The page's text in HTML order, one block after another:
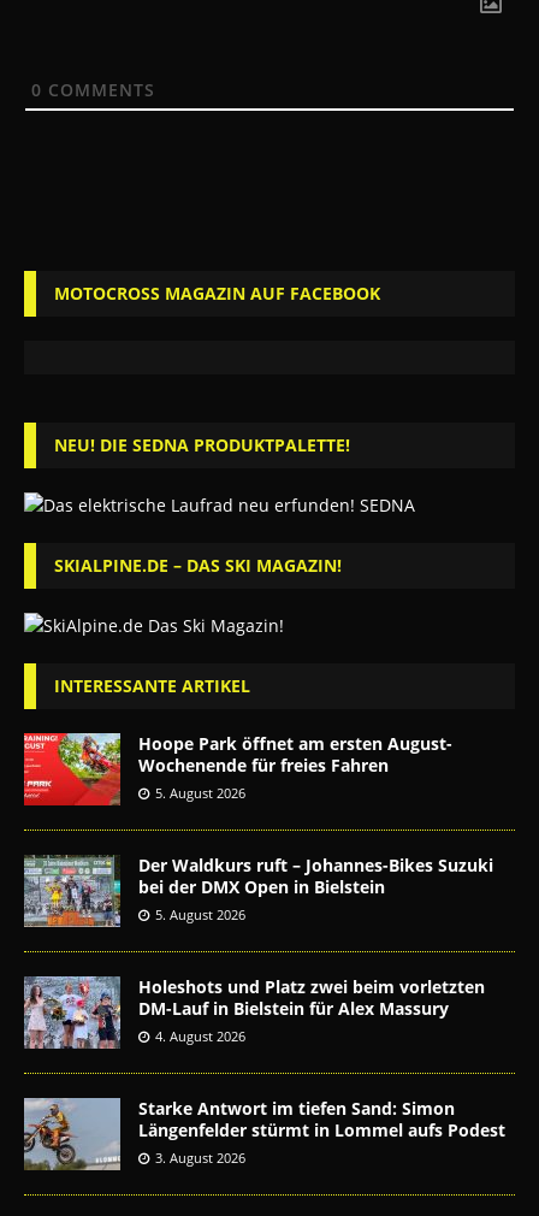
0 COMMENTS
MOTOCROSS MAGAZIN AUF FACEBOOK
NEU! DIE SEDNA PRODUKTPALETTE!
SKIALPINE.DE – DAS SKI MAGAZIN!
INTERESSANTE ARTIKEL
Hoope Park öffnet am ersten August-
Wochenende für freies Fahren
5. August 2026
Der Waldkurs ruft – Johannes-Bikes Suzuki
bei der DMX Open in Bielstein
5. August 2026
Holeshots und Platz zwei beim vorletzten
DM-Lauf in Bielstein für Alex Massury
4. August 2026
Starke Antwort im tiefen Sand: Simon
Längenfelder stürmt in Lommel aufs Podest
3. August 2026